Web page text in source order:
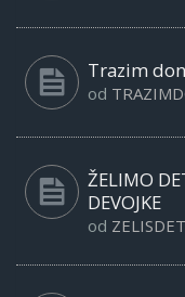
Trazim
od
ŽELIMO
DEVOJKE
od